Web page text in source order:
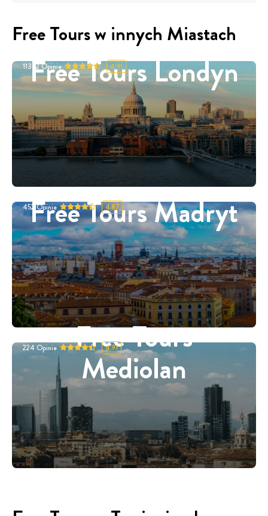
Free Tours w innych Miastach
Free Tours Londyn
11332Opinie 4.91
Free Tours Madryt
452 Opinie 4.87
Free Tours
Mediolan
224 Opinie 4.91